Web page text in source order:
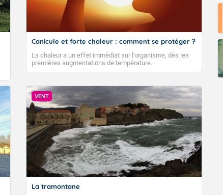
Canicule et forte chaleur : comment se protéger ?
La chaleur a un effet immédiat sur l’organisme, dès les
premières augmentations de température.
VENT
La tramontane